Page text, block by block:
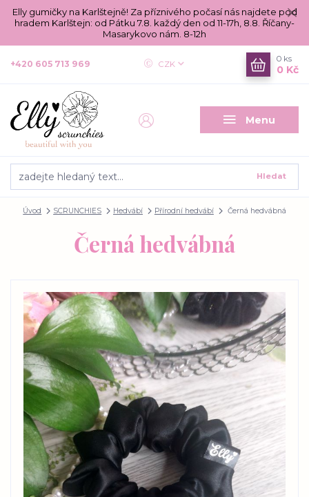
Elly gumičky na Karlštejně! Za příznivého počasí nás najdete pod
hradem Karlštejn: od Pátku 7.8. každý den od 11-17h, 8.8. Říčany-
Masarykovo nám. 8-12h
Menu
CZK
Hledat
+420 605 713 969
0 ks
0 Kč
Úvod SCRUNCHIES Hedvábí Přírodní hedvábí Černá hedvábná
Černá hedvábná